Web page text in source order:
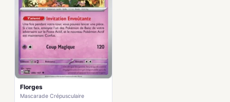
Florges
Mascarade Crépusculaire